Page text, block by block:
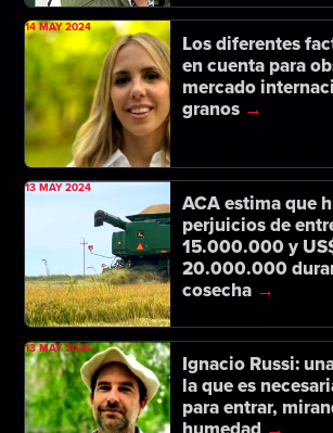
Los diferentes
en cuenta para
mercado
granos
14 MAY 2024
ACA estima que
perjuicios de
15.000.000 y
20.000.000
cosecha
13 MAY 2024
Ignacio Russi:
la que es
para entrar,
13 MAY 2024